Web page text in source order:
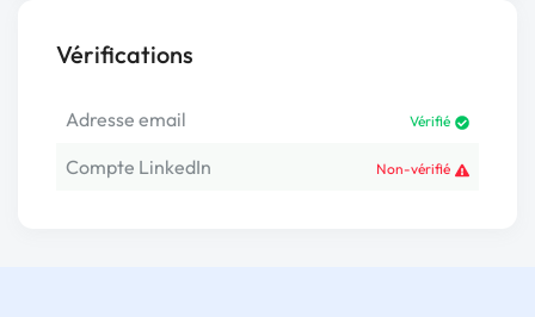
Vérifications
Adresse email Vérifié
Compte LinkedIn Non-vérifié